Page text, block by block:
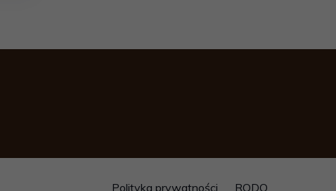
Polityka prywatności RODO